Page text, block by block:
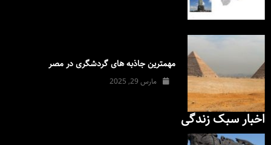
مهمترین جاذبه های گردشگری در مصر
مارس 29, 2025
اخبار سبک زندگی